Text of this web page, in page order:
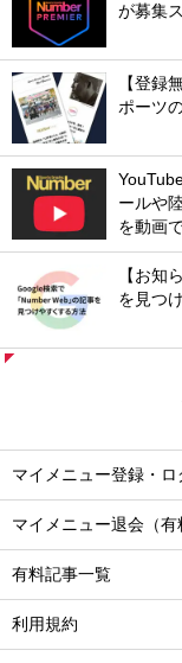
が募集
【登録
ポーツ
ールや
を動画
【お知
を見つ
マイメニュー登録・ロ
マイメニュー退会（有
有料記事一覧
利用規約